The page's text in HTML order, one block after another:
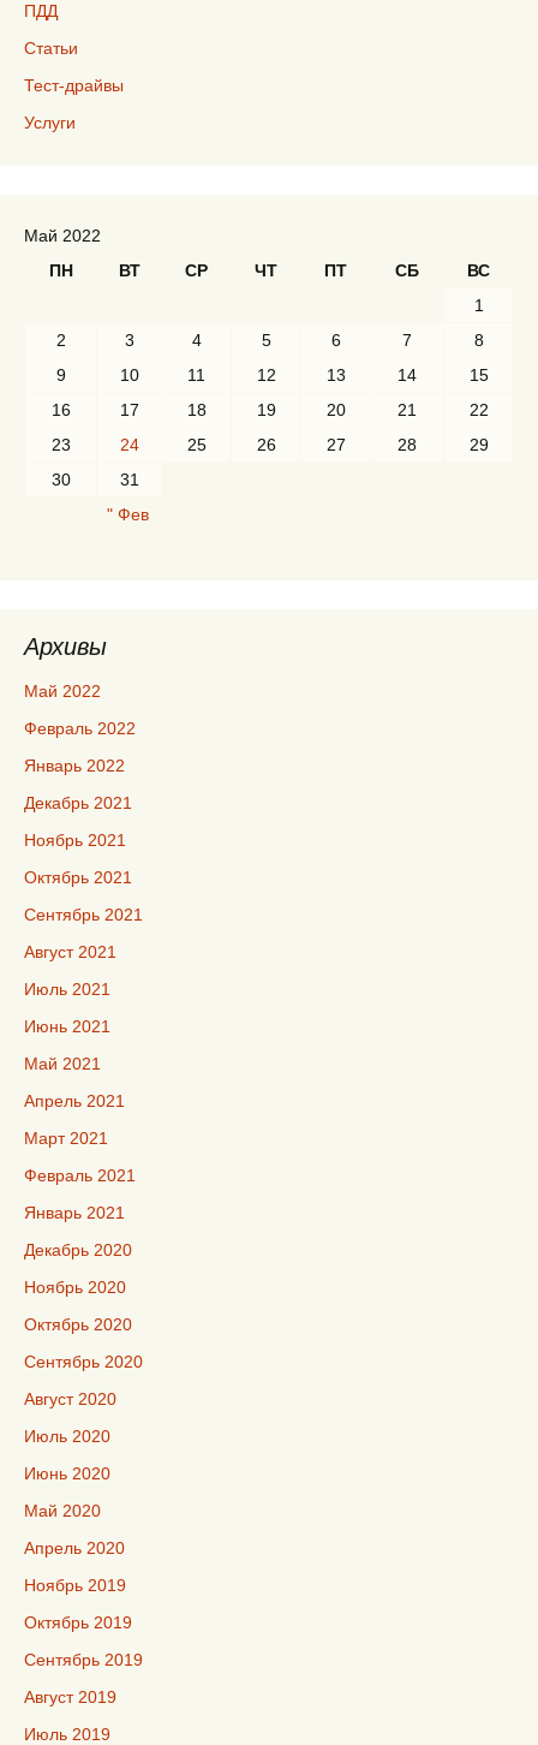
ПДД
Статьи
Тест-драйвы
Услуги
Май 2022
ПН
ВТ СР ЧТ ПТ СБ ВС
" Фев
1
2
3 4 5 6 7
8
9
10 11 12 13 14
15
16
17 18 19 20 21
22
23
24 25 26 27 28
29
30
31
Архивы
Май 2022
Февраль 2022
Январь 2022
Декабрь 2021
Ноябрь 2021
Октябрь 2021
Сентябрь 2021
Август 2021
Июль 2021
Июнь 2021
Май 2021
Апрель 2021
Март 2021
Февраль 2021
Январь 2021
Декабрь 2020
Ноябрь 2020
Октябрь 2020
Сентябрь 2020
Август 2020
Июль 2020
Июнь 2020
Май 2020
Апрель 2020
Ноябрь 2019
Октябрь 2019
Сентябрь 2019
Август 2019
Июль 2019